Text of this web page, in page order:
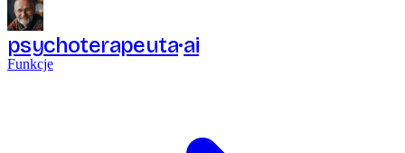
psychoterapeuta ai
Funkcje